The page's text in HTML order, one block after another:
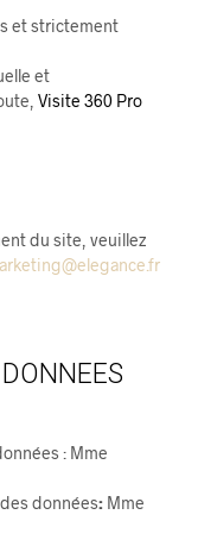
et strictement
et
Visite 360 Pro
du site, veuillez
: Mme
données: Mme